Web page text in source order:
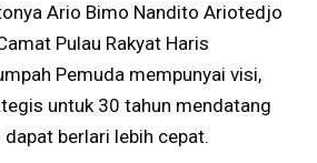
Ario Bimo Nandito Ariotedjo
Pulau Rakyat Haris
Pemuda mempunyai visi,
untuk 30 tahun mendatang
berlari lebih cepat.